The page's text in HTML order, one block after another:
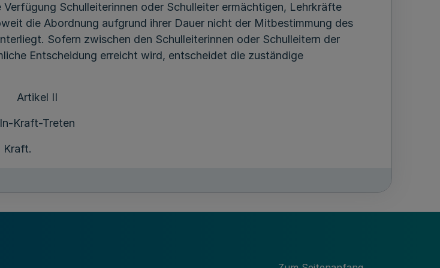
Schulleiterinnen oder Schulleiter ermächtigen, Lehrkräfte
die Abordnung aufgrund ihrer Dauer nicht der Mitbestimmung des
Sofern zwischen den Schulleiterinnen oder Schulleitern der
Entscheidung erreicht wird, entscheidet die zuständige
Artikel II
In-Kraft-Treten
Kraft.